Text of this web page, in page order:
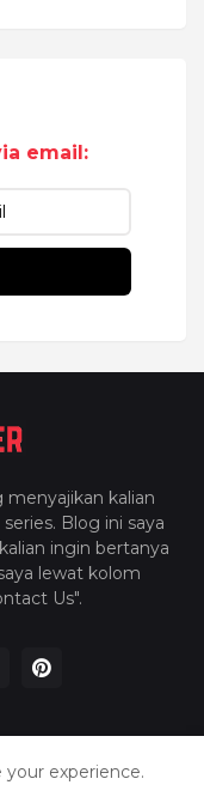
email:
menyajikan kalian
Blog ini saya
ingin bertanya
lewat kolom
Us".
experience.